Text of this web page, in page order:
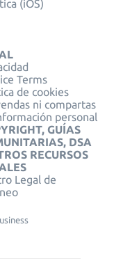
(iOS)
Terms
de cookies
ni compartas
personal
GUÍAS
DSA
RECURSOS
Legal de